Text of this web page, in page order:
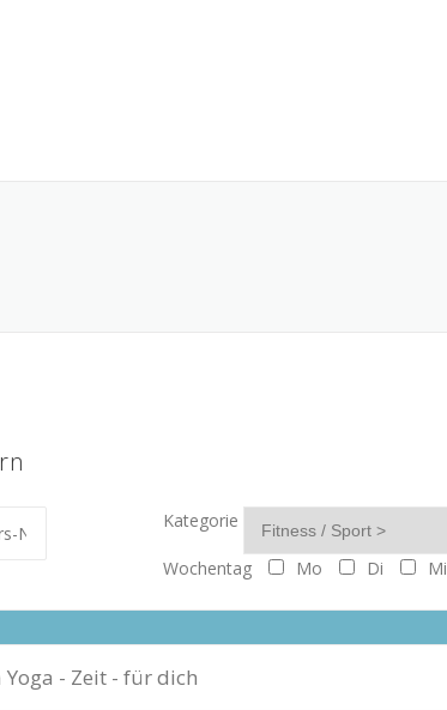
Kategorie
Wochentag Mo Di Mi
Yoga - Zeit - für dich